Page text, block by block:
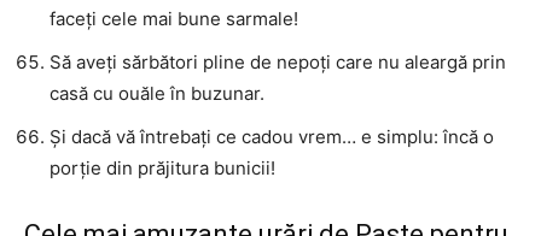
faceți cele mai bune sarmale!
Să aveți sărbători pline de nepoți care nu aleargă prin
casă cu ouăle în buzunar.
Și dacă vă întrebați ce cadou vrem… e simplu: încă o
porție din prăjitura bunicii!